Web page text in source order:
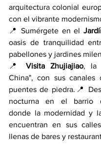
arquitectura colonial
con el vibrante
📍 Sumérgete en el
oasis de tranquilidad
pabellones y jardines
📍 Visita Zhujiajiao, la
China", con sus canales
puentes de piedra.📍
nocturna en el barrio
donde la modernidad y
encuentran en sus
llenas de bares y